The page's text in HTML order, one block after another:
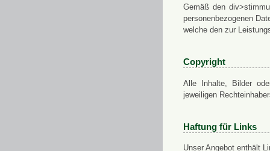
Gemäß den
personenbezogenen
welche den zur
Copyright
Alle Inhalte, Bilder
jeweiligen
Haftung für Links
Unser Angebot enthält